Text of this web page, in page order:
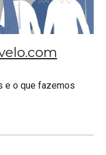
e o que fazemos